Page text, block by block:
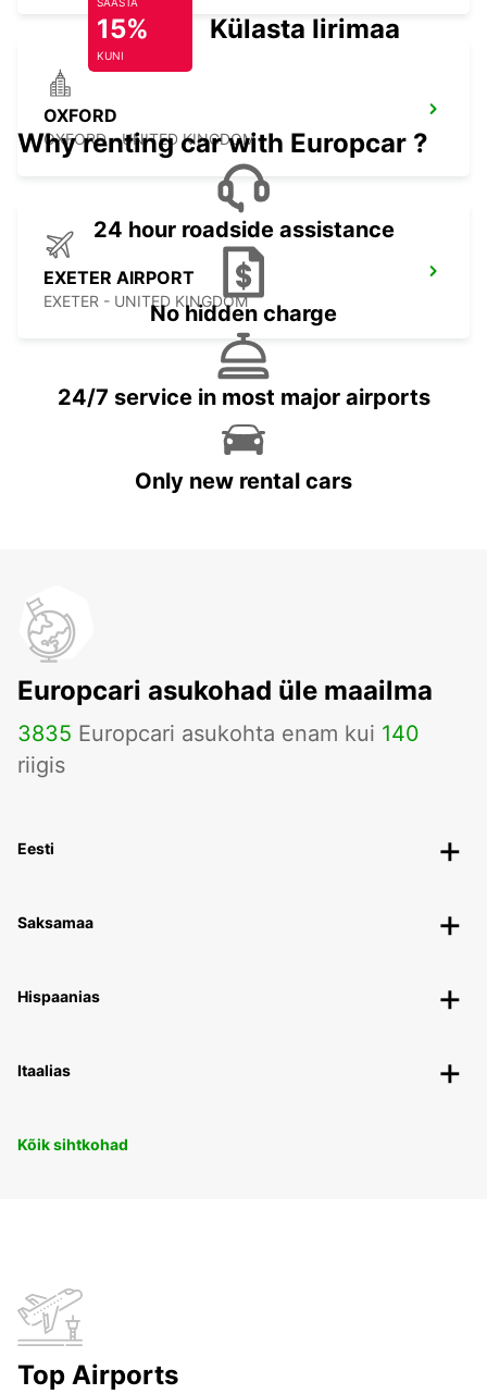
OXFORD
OXFORD - UNITED KINGDOM
EXETER AIRPORT
EXETER - UNITED KINGDOM
15%
KUNI
Külasta Iirimaad
Why renting car with Europcar ?
24 hour roadside assistance
No hidden charge
24/7 service in most major airports
Only new rental cars
Europcari asukohad üle maailma
3835 Europcari asukohta enam kui 140
riigis
Eesti
Saksamaa
Hispaanias
Itaalias
Kõik sihtkohad
Top Airports